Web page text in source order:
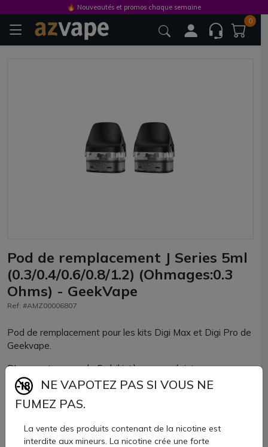
0
Pod de remplacement J Series 5ml
(0.3/0.4/0.6/0.8/1.2) (Ohmages:0.3
Ohms) - GeekVape
Ref: #AMZ00006807
Pod de remplacement pour les kits Digi Max et Digi Pro de
Geekvape.
D'une contenance de 5ml, il intègre une résistance
proposée en 0.3 ; 0.4 ; 0.6 ; 0.8 ou 1.2ohm.
Vendu par pack de 2 unités
10,20 €
🔥 Nouveautés et promos chaque semaine
NE VAPOTEZ PAS SI VOUS NE
FUMEZ PAS.
La vente des produits contenant de la nicotine est
interdite aux mineurs. La nicotine crée une forte